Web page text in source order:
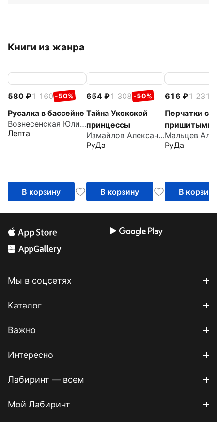
Книги из жанра
580 1 160 -50%
Русалка в бассейне
Вознесенская Юлия Николаевна
Лепта
В корзину
654 1 308 -50%
Тайна Укокской
принцессы
Измайлов Александр
РуДа
В корзину
616 1 231
Перчатки с
пришитыми
пальцами
РуДа
В корзину
Мы в соцсетях
Каталог
Важно
Интересно
Лабиринт — всем
Мой Лабиринт